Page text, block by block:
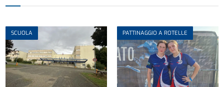
SCUOLA PATTINAGGIO A ROTELLE